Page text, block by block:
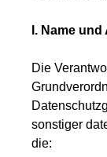
I. Name
Die
sonstiger
die: